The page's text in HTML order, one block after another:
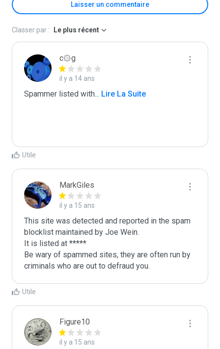
Laisser un commentaire
Classer par : Le plus récent
c۞g
il y a 14 ans
Spammer listed with... Lire La Suite
Utile
MarkGiles
il y a 15 ans
This site was detected and reported in the spam
blocklist maintained by Joe Wein.
It is listed at *****
Be wary of spammed sites, they are often run by
criminals who are out to defraud you.
Utile
Figure10
il y a 15 ans